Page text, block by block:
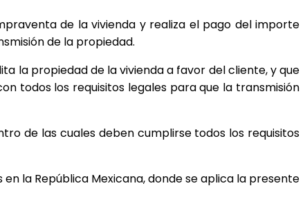
de la vivienda y realiza el pago del importe
de la propiedad.
la propiedad de la vivienda a favor del cliente, y que
todos los requisitos legales para que la transmisión
de las cuales deben cumplirse todos los requisitos
la República Mexicana, donde se aplica la presente